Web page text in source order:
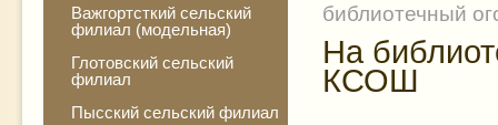
Важгортсткий сельский
филиал (модельная)
Глотовский сельский
филиал
Пысский сельский филиал
библиотечный
На
КСОШ